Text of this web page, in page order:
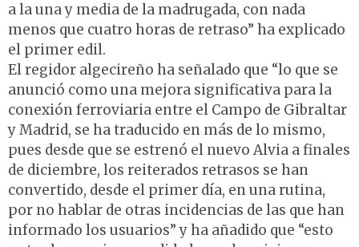
a la una y media de la madrugada, con nada
menos que cuatro horas de retraso” ha explicado
el primer edil.
El regidor algecireño ha señalado que “lo que se
anunció como una mejora significativa para la
conexión ferroviaria entre el Campo de Gibraltar
y Madrid, se ha traducido en más de lo mismo,
pues desde que se estrenó el nuevo Alvia a finales
de diciembre, los reiterados retrasos se han
convertido, desde el primer día, en una rutina,
por no hablar de otras incidencias de las que han
informado los usuarios” y ha añadido que “esto